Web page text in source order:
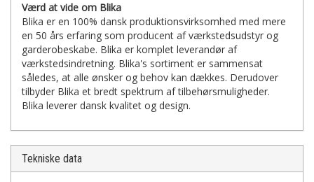
Værd at vide om Blika
Blika er en 100% dansk produktionsvirksomhed med mere
en 50 års erfaring som producent af værkstedsudstyr og
garderobeskabe. Blika er komplet leverandør af
værkstedsindretning. Blika's sortiment er sammensat
således, at alle ønsker og behov kan dækkes. Derudover
tilbyder Blika et bredt spektrum af tilbehørsmuligheder.
Blika leverer dansk kvalitet og design.
Tekniske data